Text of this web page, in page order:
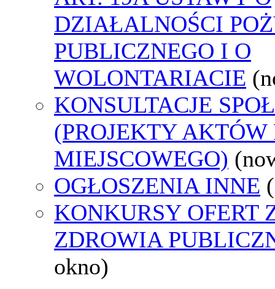
DZIAŁALNOŚCI
PUBLICZNEGO I O
WOLONTARIACIE
KONSULTACJE
(PROJEKTY AKTÓW
MIEJSCOWEGO)
OGŁOSZENIA INNE
KONKURSY OFERT
ZDROWIA
okno)